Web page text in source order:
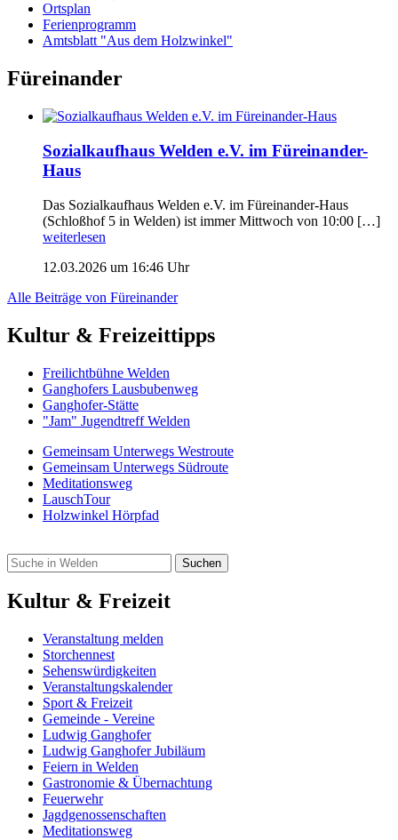
Ortsplan
Ferienprogramm
Amtsblatt "Aus dem Holzwinkel"
Füreinander
Sozialkaufhaus Welden e.V. im Füreinander-
Haus
Das Sozialkaufhaus Welden e.V. im Füreinander-Haus
(Schloßhof 5 in Welden) ist immer Mittwoch von 10:00 […]
weiterlesen
12.03.2026 um 16:46 Uhr
Alle Beiträge von Füreinander
Kultur & Freizeittipps
Freilicht­bühne Welden
Ganghofers Lausbubenweg
Ganghofer-Stätte
"Jam" Jugendtreff Welden
Gemeinsam Unterwegs Westroute
Gemeinsam Unterwegs Südroute
Meditationsweg
LauschTour
Holzwinkel Hörpfad
Kultur & Freizeit
Veranstaltung melden
Storchennest
Sehenswürdigkeiten
Veranstaltungskalender
Sport & Freizeit
Gemeinde - Vereine
Ludwig Ganghofer
Ludwig Ganghofer Jubiläum
Feiern in Welden
Gastronomie & Übernachtung
Feuerwehr
Jagdgenossenschaften
Meditationsweg